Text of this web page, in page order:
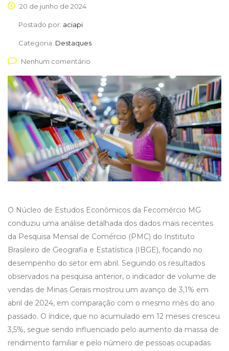
20 de junho de 2024
Postado por: aciapi
Categoria: Destaques
Nenhum comentário
O Núcleo de Estudos Econômicos da Fecomércio MG
conduziu uma análise detalhada dos dados mais recentes
da Pesquisa Mensal de Comércio (PMC) do Instituto
Brasileiro de Geografia e Estatística (IBGE), focando no
desempenho do setor em abril. Seguindo os resultados
observados na pesquisa anterior, o indicador de volume de
vendas de Minas Gerais mostrou um avanço de 3,1% em
abril de 2024, em comparação com o mesmo mês do ano
passado. O índice, que no acumulado em 12 meses cresceu
3,5%, segue sendo influenciado pelo aumento da massa de
rendimento familiar e pelo número de pessoas ocupadas